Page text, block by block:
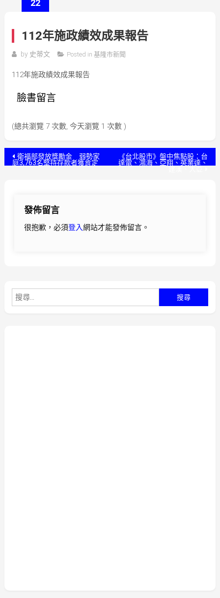
22
112年施政績效成果報告
by 史蒂文 Posted in 基隆市新聞
112年施政績效成果報告
臉書留言
(總共瀏覽 7 次數, 今天瀏覽 1 次數 )
文衛福部發放獎勵金 弱勢家
庭3,763名堅持存款者獲肯定
《台北股市》盤中焦點股：台
達電、鴻海、亞翔、英業達、
發佈留言
很抱歉，必須登入網站才能發佈留言。
尋